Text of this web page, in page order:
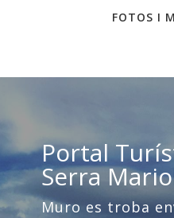
FOTOS I
Portal
Serra
Muro es troba